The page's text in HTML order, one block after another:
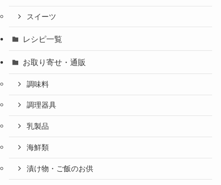
スイーツ
レシピ一覧
お取り寄せ・通販
調味料
調理器具
乳製品
海鮮類
漬け物・ご飯のお供